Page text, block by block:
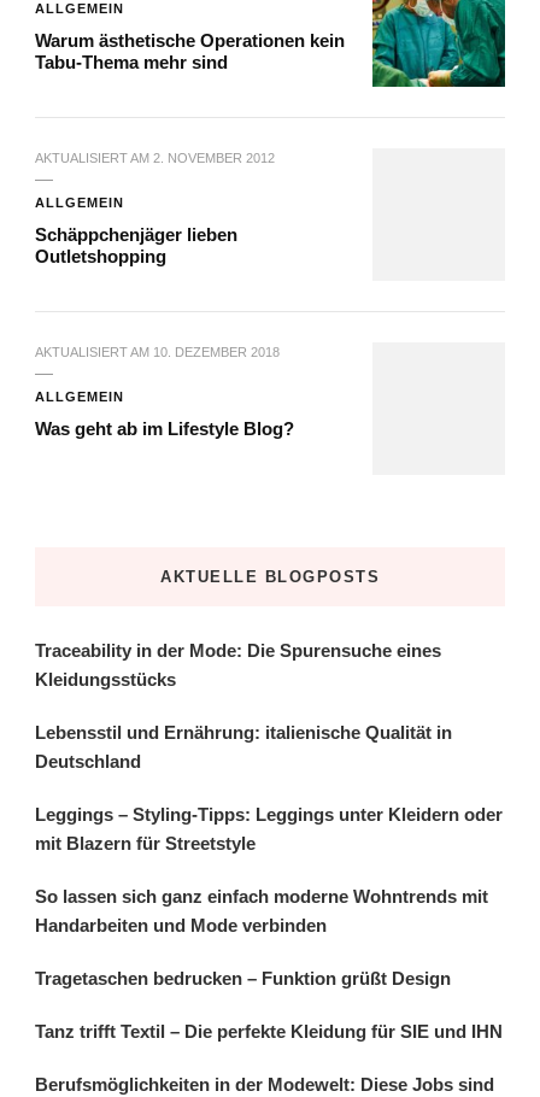
ALLGEMEIN
Warum ästhetische Operationen kein
Tabu-Thema mehr sind
AKTUALISIERT AM 2. NOVEMBER 2012
ALLGEMEIN
Schäppchenjäger lieben
Outletshopping
AKTUALISIERT AM 10. DEZEMBER 2018
ALLGEMEIN
Was geht ab im Lifestyle Blog?
AKTUELLE BLOGPOSTS
Traceability in der Mode: Die Spurensuche eines
Kleidungsstücks
Lebensstil und Ernährung: italienische Qualität in
Deutschland
Leggings – Styling-Tipps: Leggings unter Kleidern oder
mit Blazern für Streetstyle
So lassen sich ganz einfach moderne Wohntrends mit
Handarbeiten und Mode verbinden
Tragetaschen bedrucken – Funktion grüßt Design
Tanz trifft Textil – Die perfekte Kleidung für SIE und IHN
Berufsmöglichkeiten in der Modewelt: Diese Jobs sind